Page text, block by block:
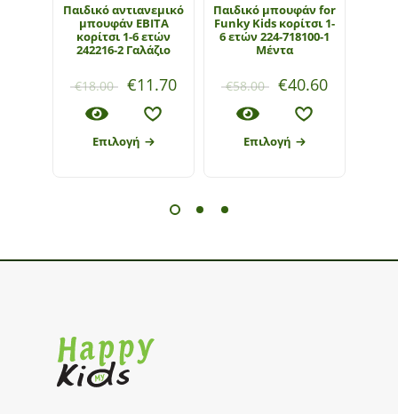
Παιδικό αντιανεμικό
μπουφάν ΕΒΙΤΑ
κορίτσι 1-6 ετών
242216-2 Γαλάζιο
€18.00 €11.70
Επιλογή
Παιδικό μπουφάν for
Funky Kids κορίτσι 1-
6 ετών 224-718100-1
Μέντα
€58.00 €40.60
Επιλογή